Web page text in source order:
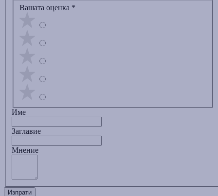
Вашата оценка *
Име
Заглавиe
Мнение
Изпрати